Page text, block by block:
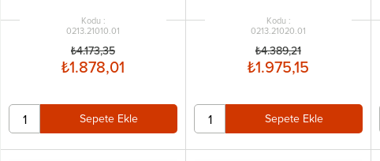
0213.21010.01
₺1.878,01
₺4.173,35
Sepete Ekle
0213.21020.01
₺1.975,15
₺4.389,21
Sepete Ekle